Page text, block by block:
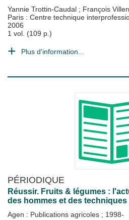
Yannie Trottin-Caudal ; François
Paris : Centre technique
2006
1 vol. (109 p.)
Plus d'information...
PÉRIODIQUE
Réussir. Fruits & légumes :
des hommes et des techniques
Agen : Publications agricoles ; 1998-